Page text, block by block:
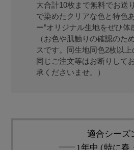
大合計10枚まで無料でお送
で染めたクリアな色と特色
ー”オリジナル生地をぜひ体
（お色や肌触りの確認のた
スです。同生地同色2枚以
同じご注文等はお断りして
承くださいませ。）